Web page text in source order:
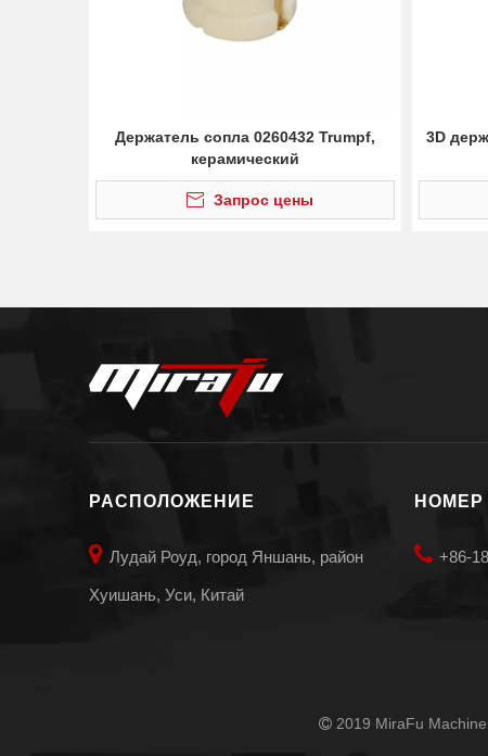
Держатель сопла 0260432 Trumpf,
керамический
Запрос цены
3D
РАСПОЛОЖЕНИЕ
 Лудай Роуд, город Яншань, район
Хуишань, Уси, Китай
 +86-
 2019 MiraFu